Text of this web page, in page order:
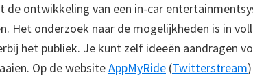
de ontwikkeling van een in-car
Het onderzoek naar de mogelijkheden is in
het publiek. Je kunt zelf ideeën aandragen
Op de websiteAppMyRide (Twitterstream